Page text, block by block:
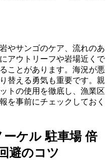
やサンゴのケア、流れのあ
アウトリーフや岩場近くで
ことがあります。海況が悪
替える勇気も重要です。親
トの使用を徹底し、漁業区
を事前にチェックしておく
ケル 駐車場 倍
避のコツ